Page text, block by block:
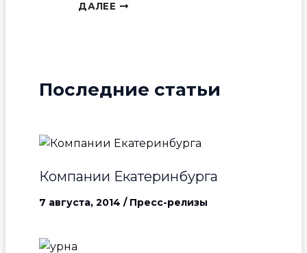
ДАЛЕЕ
Последние статьи
Компании Екатеринбурга
7 августа, 2014 / Пресс-релизы